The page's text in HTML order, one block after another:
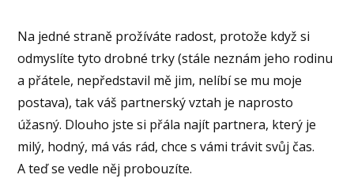
Na jedné straně prožíváte radost, protože když si
odmyslíte tyto drobné trky (stále neznám jeho rodinu
a přátele, nepředstavil mě jim, nelíbí se mu moje
postava), tak váš partnerský vztah je naprosto
úžasný. Dlouho jste si přála najít partnera, který je
milý, hodný, má vás rád, chce s vámi trávit svůj čas.
A teď se vedle něj probouzíte.